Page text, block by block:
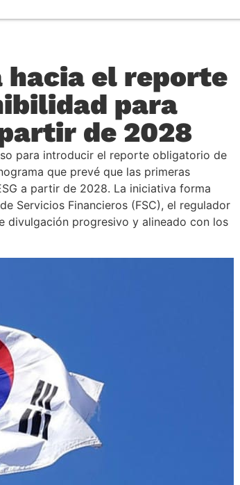
hacia el reporte
para
de 2028
para introducir el reporte obligatorio de
que prevé que las primeras
a partir de 2028. La iniciativa forma
Servicios Financieros (FSC), el regulador
divulgación progresivo y alineado con los